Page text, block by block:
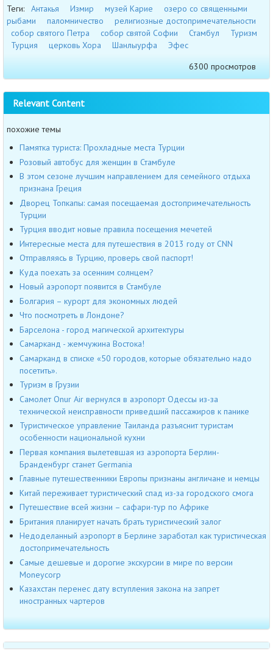
Теги: Антакья Измир музей Карие
озеро со священными
рыбами
паломничество
религиозные достопримечательности
собор святого Петра
собор святой Софии Стамбул
Туризм
Турция
церковь Хора Шанлыурфа
Эфес
6300 просмотров
Relevant Content
похожие темы
Памятка туриста: Прохладные места Турции
Розовый автобус для женщин в Стамбуле
В этом сезоне лучшим направлением для семейного отдыха
признана Греция
Дворец Топкапы: самая посещаемая достопримечательность
Турции
Турция вводит новые правила посещения мечетей
Интересные места для путешествия в 2013 году от CNN
Отправляясь в Турцию, проверь свой паспорт!
Куда поехать за осенним солнцем?
Новый аэропорт появится в Стамбуле
Болгария – курорт для экономных людей
Что посмотреть в Лондоне?
Барселона - город магической архитектуры
Самарканд - жемчужина Востока!
Самарканд в списке «50 городов, которые обязательно надо
посетить».
Туризм в Грузии
Самолет Onur Air вернулся в аэропорт Одессы из-за
технической неисправности приведший пассажиров к панике
Туристическое управление Таиланда разъяснит туристам
особенности национальной кухни
Первая компания вылетевшая из аэропорта Берлин-
Бранденбург станет Germania
Главные путешественники Европы признаны англичане и немцы
Китай переживает туристический спад из-за городского смога
Путешествие всей жизни – сафари-тур по Африке
Британия планирует начать брать туристический залог
Недоделанный аэропорт в Берлине заработал как туристическая
достопримечательность
Самые дешевые и дорогие экскурсии в мире по версии
Moneycorp
Казахстан перенес дату вступления закона на запрет
иностранных чартеров